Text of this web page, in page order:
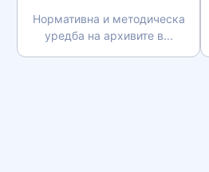
Нормативна и методическа
уредба на архивите в...